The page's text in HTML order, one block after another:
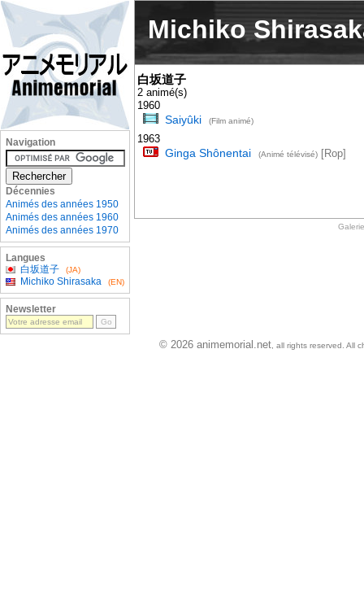
Michiko
白坂道子
2 animé(s)
1960
Saiyûki (Film animé)
1963
Ginga Shônentai (Animé télévisé)[Rop]
Galerie
Navigation
Décennies
Animés des années 1950
Animés des années 1960
Animés des années 1970
Langues
白坂道子
(JA)
Michiko Shirasaka (EN)
Newsletter
© 2026 animemorial.net , all rights reserved. All